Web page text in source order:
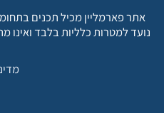
אתר פארמליין מכיל תכנים
נועד למטרות כלליות בלבד ואינו